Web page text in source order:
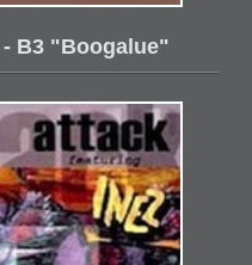
B3 "Boogalue"